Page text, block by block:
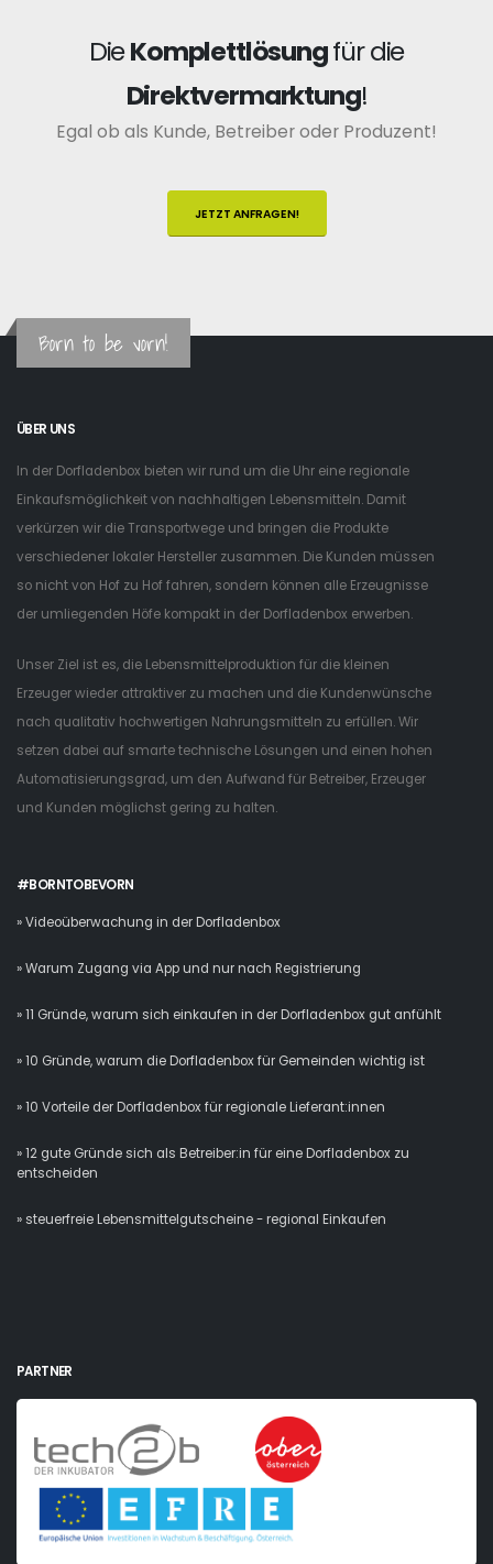
DieKomplettlösungfür die
Direktvermarktung!
Egal ob als Kunde, Betreiber oder Produzent!
JETZT ANFRAGEN!
Born to be vorn!
ÜBER UNS
In der Dorfladenbox bieten wir rund um die Uhr eine regionale
Einkaufsmöglichkeit von nachhaltigen Lebensmitteln. Damit
verkürzen wir die Transportwege und bringen die Produkte
verschiedener lokaler Hersteller zusammen. Die Kunden müssen
so nicht von Hof zu Hof fahren, sondern können alle Erzeugnisse
der umliegenden Höfe kompakt in der Dorfladenbox erwerben.
Unser Ziel ist es, die Lebensmittelproduktion für die kleinen
Erzeuger wieder attraktiver zu machen und die Kundenwünsche
nach qualitativ hochwertigen Nahrungsmitteln zu erfüllen. Wir
setzen dabei auf smarte technische Lösungen und einen hohen
Automatisierungsgrad, um den Aufwand für Betreiber, Erzeuger
und Kunden möglichst gering zu halten.
#BORNTOBEVORN
» Videoüberwachung in der Dorfladenbox
» Warum Zugang via App und nur nach Registrierung
» 11 Gründe, warum sich einkaufen in der Dorfladenbox gut anfühlt
» 10 Gründe, warum die Dorfladenbox für Gemeinden wichtig ist
» 10 Vorteile der Dorfladenbox für regionale Lieferant:innen
» 12 gute Gründe sich als Betreiber:in für eine Dorfladenbox zu
entscheiden
» steuerfreie Lebensmittelgutscheine - regional Einkaufen
PARTNER